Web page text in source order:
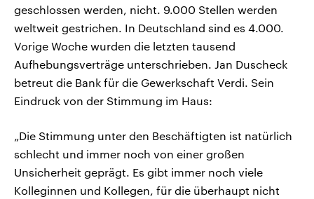
geschlossen werden, nicht. 9.000 Stellen werden
weltweit gestrichen. In Deutschland sind es 4.000.
Vorige Woche wurden die letzten tausend
Aufhebungsverträge unterschrieben. Jan Duscheck
betreut die Bank für die Gewerkschaft Verdi. Sein
Eindruck von der Stimmung im Haus:
„Die Stimmung unter den Beschäftigten ist natürlich
schlecht und immer noch von einer großen
Unsicherheit geprägt. Es gibt immer noch viele
Kolleginnen und Kollegen, für die überhaupt nicht